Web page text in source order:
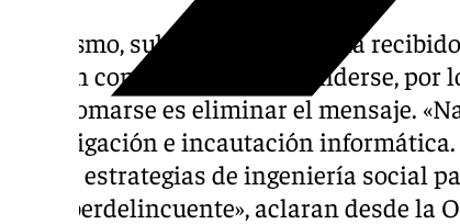
Asimismo, subrayan que si se ha
ningún concepto debe responderse,
debe tomarse es eliminar el mensaje.
investigación e incautación
utiliza estrategias de ingeniería social
del ciberdelincuente», aclaran desde la